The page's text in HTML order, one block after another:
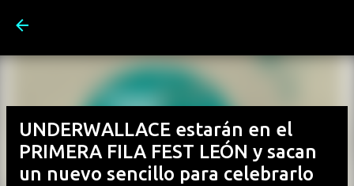
UNDERWALLACE estarán en el
PRIMERA FILA FEST LEÓN y sacan
un nuevo sencillo para celebrarlo